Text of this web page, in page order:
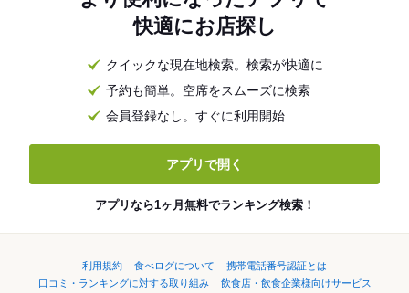
快適にお店探し
クイックな現在地検索。検索が快適に
予約も簡単。空席をスムーズに検索
会員登録なし。すぐに利用開始
アプリで開く
アプリなら1ヶ月無料でランキング検索！
利用規約 食べログについて
携帯電話番号認証とは
口コミ・ランキングに対する取り組み
飲食店・飲食企業様向けサービス